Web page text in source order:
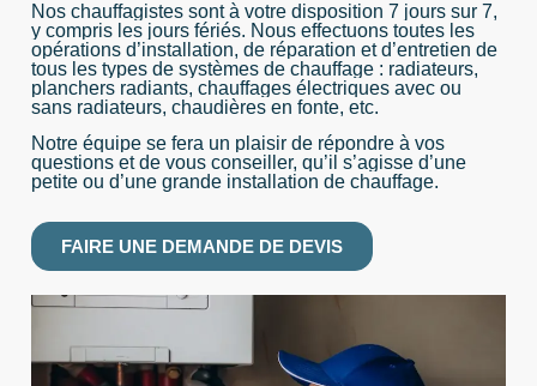
Nos chauffagistes sont à votre disposition 7 jours sur 7,
y compris les jours fériés. Nous effectuons toutes les
opérations d’installation, de réparation et d’entretien de
tous les types de systèmes de chauffage : radiateurs,
planchers radiants, chauffages électriques avec ou
sans radiateurs, chaudières en fonte, etc.
Notre équipe se fera un plaisir de répondre à vos
questions et de vous conseiller, qu’il s’agisse d’une
petite ou d’une grande installation de chauffage.
FAIRE UNE DEMANDE DE DEVIS